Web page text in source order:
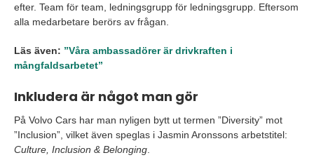
efter. Team för team, ledningsgrupp för ledningsgrupp. Eftersom
alla medarbetare berörs av frågan.
Läs även: ”Våra ambassadörer är drivkraften i
mångfaldsarbetet”
Inkludera är något man gör
På Volvo Cars har man nyligen bytt ut termen ”Diversity” mot
”Inclusion”, vilket även speglas i Jasmin Aronssons arbetstitel:
Culture, Inclusion & Belonging